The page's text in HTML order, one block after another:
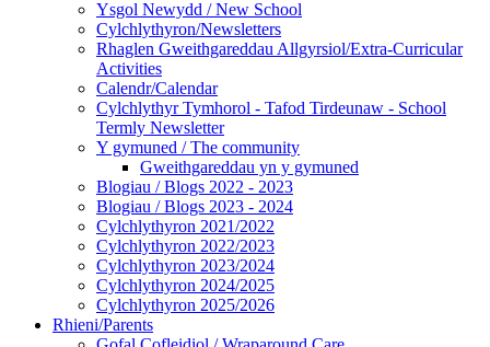
Ysgol Newydd / New School
Cylchlythyron/Newsletters
Rhaglen Gweithgareddau Allgyrsiol/Extra-Curricular
Activities
Calendr/Calendar
Cylchlythyr Tymhorol - Tafod Tirdeunaw - School
Termly Newsletter
Y gymuned / The community
Gweithgareddau yn y gymuned
Blogiau / Blogs 2022 - 2023
Blogiau / Blogs 2023 - 2024
Cylchlythyron 2021/2022
Cylchlythyron 2022/2023
Cylchlythyron 2023/2024
Cylchlythyron 2024/2025
Cylchlythyron 2025/2026
Rhieni/Parents